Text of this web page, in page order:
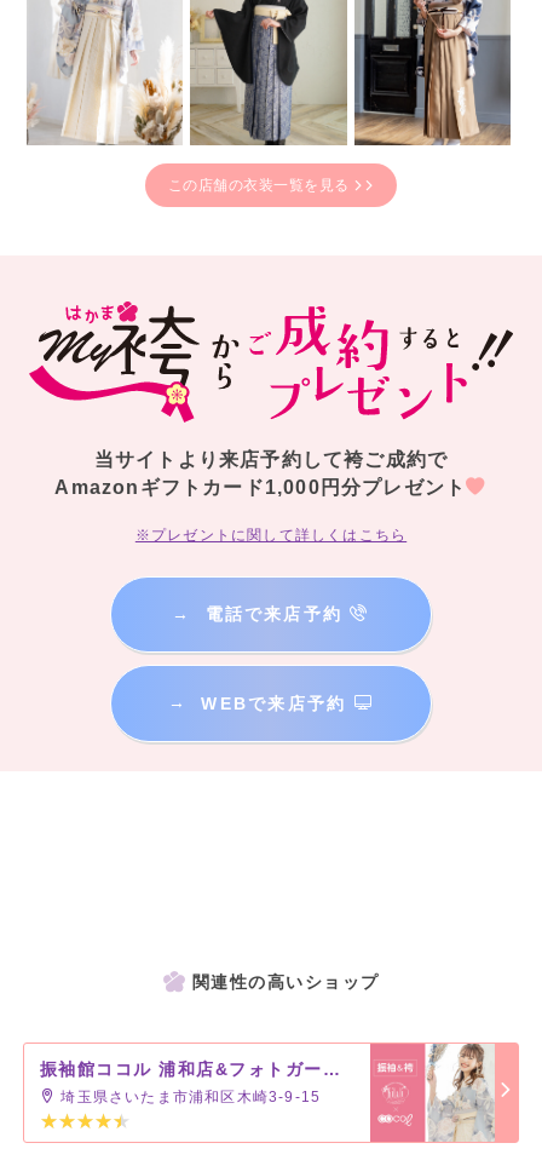
この店舗の衣装一覧を見る
当サイトより来店予約して袴ご成約で
Amazonギフトカード1,000円分プレゼント
※プレゼントに関して詳しくはこちら
→ 電話で来店予約
→ WEBで来店予約
関連性の高いショップ
振袖館ココル 浦和店&フォトガーデン キラリ浦和
埼玉県さいたま市浦和区木崎3-9-15